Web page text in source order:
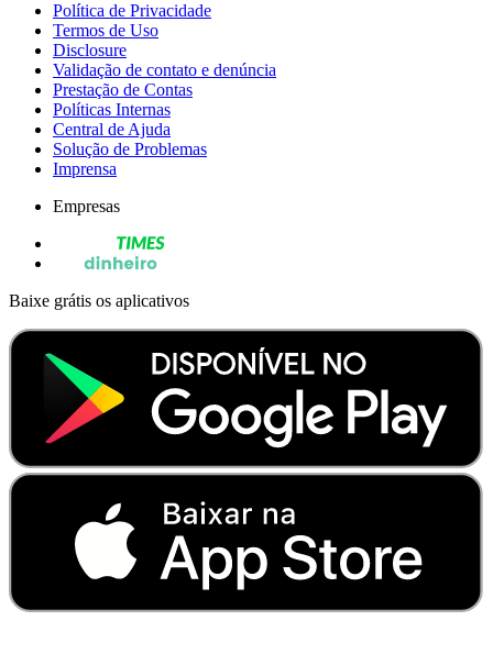
Política de Privacidade
Termos de Uso
Disclosure
Validação de contato e denúncia
Prestação de Contas
Políticas Internas
Central de Ajuda
Solução de Problemas
Imprensa
Empresas
Baixe grátis os aplicativos